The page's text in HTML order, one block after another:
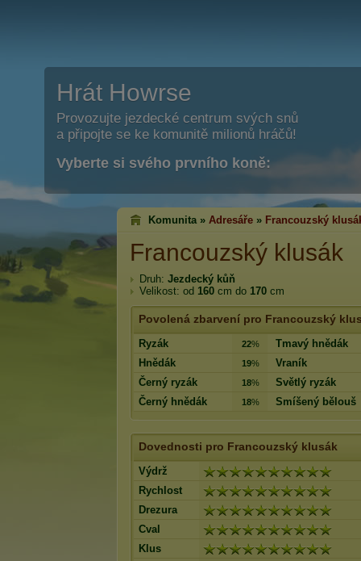
Hrát Howrse
Provozujte jezdecké centrum svých snů
a připojte se ke komunitě milionů hráčů!
Vyberte si svého prvního koně:
Komunita » Adresáře » Francouzský
Francouzský klusák
Druh: Jezdecký kůň
Velikost: od 160 cm do 170 cm
Povolená zbarvení pro Francouzský
Ryzák 22%
Tmavý hnědák
Hnědák
19%
Vraník
Černý ryzák
18%
Světlý ryzák
Černý hnědák
18% Smíšený bělouš
Dovednosti pro Francouzský klusák
Výdrž
Rychlost
Drezura
Cval
Klus